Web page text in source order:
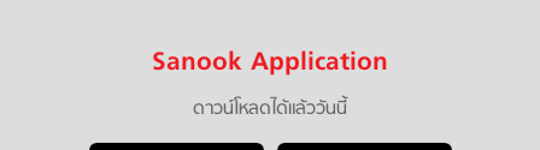
Sanook Application
ดาวน์โหลดได้แล้ววันนี้